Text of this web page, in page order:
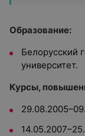
Образование:
Белорусский
университет.
Курсы,